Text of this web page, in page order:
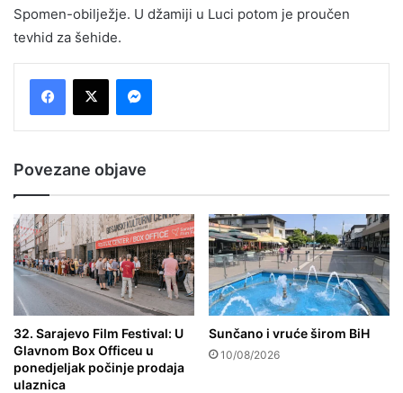
Spomen-obilježje. U džamiji u Luci potom je proučen
tevhid za šehide.
Povezane objave
32. Sarajevo Film Festival: U
Glavnom Box Officeu u
ponedjeljak počinje prodaja
ulaznica
Sunčano i vruće širom BiH
10/08/2026